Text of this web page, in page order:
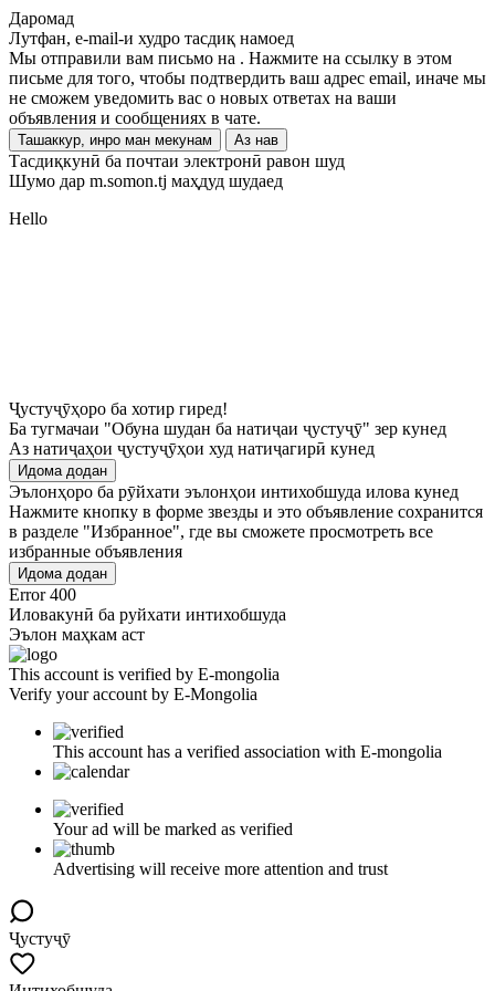
Даромад
Лутфан, e-mail-и худро тасдиқ намоед
Мы отправили вам письмо на . Нажмите на ссылку в этом
письме для того, чтобы подтвердить ваш адрес email, иначе мы
не сможем уведомить вас о новых ответах на ваши
объявления и сообщениях в чате.
Ташаккур, инро ман мекунам Аз нав
Тасдиқкунӣ ба почтаи электронӣ равон шуд
Шумо дар m.somon.tj маҳдуд шудаед
Hello
Ҷустуҷӯҳоро ба хотир гиред!
Ба тугмачаи "Обуна шудан ба натиҷаи ҷустуҷӯ" зер кунед
Аз натиҷаҳои ҷустуҷӯҳои худ натиҷагирӣ кунед
Идома додан
Эълонҳоро ба рӯйхати эълонҳои интихобшуда илова кунед
Нажмите кнопку в форме звезды и это объявление сохранится
в разделе "Избранное", где вы сможете просмотреть все
избранные объявления
Идома додан
Error 400
Иловакунӣ ба руйхати интихобшуда
Эълон маҳкам аст
This account is verified by E-mongolia
Verify your account by E-Mongolia
This account has a verified association with E-mongolia
Your ad will be marked as verified
Advertising will receive more attention and trust
Ҷустуҷӯ